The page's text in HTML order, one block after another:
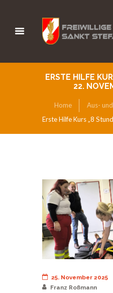
ERSTE HILFE
22.
Home
Aus-
Erste Hilfe Kurs „8
25. November 2025
Franz Roßmann